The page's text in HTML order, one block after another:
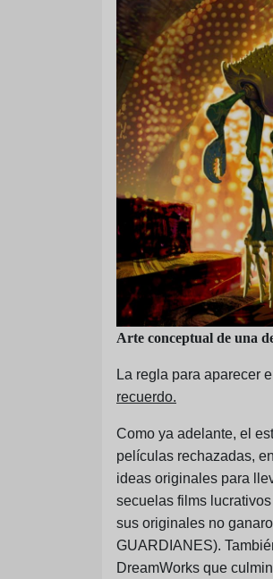
Arte conceptual de una
La regla para aparecer
recuerdo.
Como ya adelante, el
películas rechazadas,
ideas originales para
secuelas films
sus originales no
GUARDIANES).
DreamWorks que